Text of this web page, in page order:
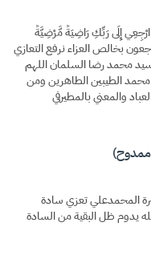
ارْجِعِي إِلَى رَبِّكِ رَاضِيَةً مَّرْضِيَّةً
بخالص العزاء نرفع التعازي
محمد رضا السلمان اللهم
الطيبين الطاهرين ومن
والمعني بالمطيرفي
المحمدعلي تعزي سادة
يدوم ظل البقية من السادة